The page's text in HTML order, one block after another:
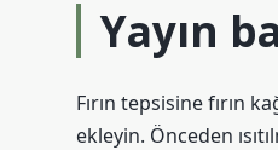
Yayın
Fırın tepsisine fırın
ekleyin. Önceden